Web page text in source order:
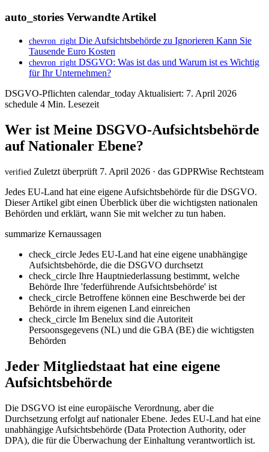
auto_stories Verwandte Artikel
chevron_right Die Aufsichtsbehörde zu Ignorieren Kann Sie
Tausende Euro Kosten
chevron_right DSGVO: Was ist das und Warum ist es Wichtig
für Ihr Unternehmen?
DSGVO-Pflichten calendar_today Aktualisiert: 7. April 2026
schedule 4 Min. Lesezeit
Wer ist Meine DSGVO-Aufsichtsbehörde
auf Nationaler Ebene?
verified Zuletzt überprüft 7. April 2026 · das GDPRWise Rechtsteam
Jedes EU-Land hat eine eigene Aufsichtsbehörde für die DSGVO.
Dieser Artikel gibt einen Überblick über die wichtigsten nationalen
Behörden und erklärt, wann Sie mit welcher zu tun haben.
summarize Kernaussagen
check_circle Jedes EU-Land hat eine eigene unabhängige
Aufsichtsbehörde, die die DSGVO durchsetzt
check_circle Ihre Hauptniederlassung bestimmt, welche
Behörde Ihre 'federführende Aufsichtsbehörde' ist
check_circle Betroffene können eine Beschwerde bei der
Behörde in ihrem eigenen Land einreichen
check_circle Im Benelux sind die Autoriteit
Persoonsgegevens (NL) und die GBA (BE) die wichtigsten
Behörden
Jeder Mitgliedstaat hat eine eigene
Aufsichtsbehörde
Die DSGVO ist eine europäische Verordnung, aber die
Durchsetzung erfolgt auf nationaler Ebene. Jedes EU-Land hat eine
unabhängige Aufsichtsbehörde (Data Protection Authority, oder
DPA), die für die Überwachung der Einhaltung verantwortlich ist.